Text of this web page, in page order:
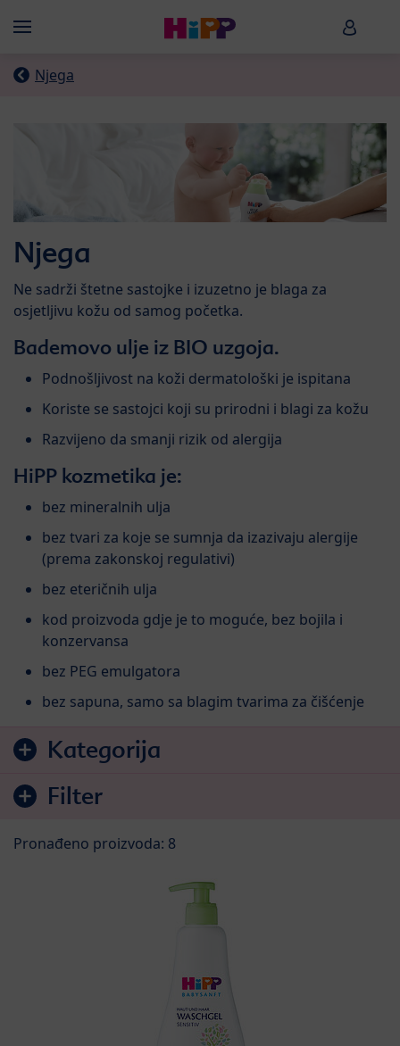
Menü HiPP
Njega
Preskoči na listu proizvoda
Kategorija
Filter
Njega
Ne sadrži štetne sastojke i izuzetno je blaga za
osjetljivu kožu od samog početka.
Bademovo ulje iz BIO uzgoja.
Podnošljivost na koži dermatološki je ispitana
Koriste se sastojci koji su prirodni i blagi za kožu
Razvijeno da smanji rizik od alergija
HiPP kozmetika je:
bez mineralnih ulja
bez tvari za koje se sumnja da izazivaju alergije
(prema zakonskoj regulativi)
bez eteričnih ulja
kod proizvoda gdje je to moguće, bez bojila i
konzervansa
bez PEG emulgatora
bez sapuna, samo sa blagim tvarima za čišćenje
Pronađeno proizvoda: 8